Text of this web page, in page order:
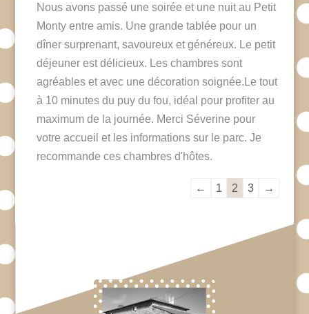
Nous avons passé une soirée et une nuit au Petit
Monty entre amis. Une grande tablée pour un
dîner surprenant, savoureux et généreux. Le petit
déjeuner est délicieux. Les chambres sont
agréables et avec une décoration soignée.Le tout
à 10 minutes du puy du fou, idéal pour profiter au
maximum de la journée. Merci Séverine pour
votre accueil et les informations sur le parc. Je
recommande ces chambres d'hôtes.
Navigation
livre
d’or
← 1 2 3 →